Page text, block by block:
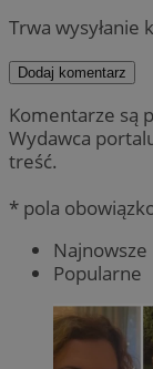
Trwa wysyłanie
Dodaj komentarz
Komentarze są
Wydawca
treść.
* pola
Najnowsze
Popularne